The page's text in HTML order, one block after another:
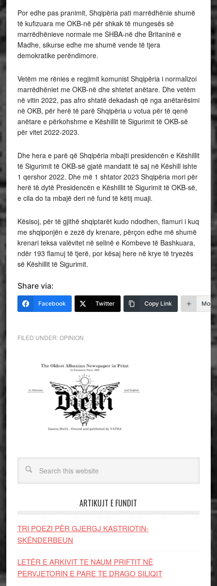
Por edhe pas pranimit, Shqipëria pati marrëdhënie shumë
të kufizuara me OKB-në për shkak të mungesës së
marrëdhënieve normale me SHBA-në dhe Britaninë e
Madhe, sikurse edhe me shumë vende të tjera
demokratike perëndimore.
Vetëm me rënies e regjimit komunist Shqipëria i normalizoi
marrëdhëniet me OKB-në dhe shtetet anëtare. Dhe vetëm
në vitin 2022, pas afro shtatë dekadash që nga anëtarësimi
në OKB, për herë të parë Shqipëria u votua për të qenë
anëtare e përkohshme e Këshillit të Sigurimit të OKB-së
për vitet 2022-2023.
Dhe hera e parë që Shqipëria mbajti presidencën e Këshillit
të Sigurimit të OKB-së gjatë mandatit të saj në Këshill ishte
1 qershor 2022. Dhe më 1 shtator 2023 Shqipëria mori për
herë të dytë Presidencën e Këshillit të Sigurimit të OKB-së,
e cila do ta mbajë deri në fund të këtij muaji.
Kësisoj, për të gjithë shqiptarët kudo ndodhen, flamuri i kuq
me shqiponjën e zezë dy krenare, përçon edhe më shumë
krenari teksa valëvitet në selinë e Kombeve të Bashkuara,
ndër 193 flamuj të tjerë, por kësaj here në krye të tryezës
së Këshillit të Sigurimit.
Share via:
Facebook Twitter Copy Link More
FILED UNDER:OPINION
ARTIKUJT E FUNDIT
TRI POEZI PËR GJERGJ KASTRIOTIN-
SKËNDERBEUN
LETËR E ARKIVIT TE NAUM PRIFTIT NË
PERVJETORIN E PARE TE DRAGO SILIQIT